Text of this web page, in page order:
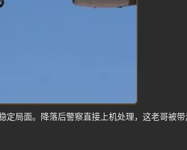
局面。降落后警察直接上机处理，这老哥被带